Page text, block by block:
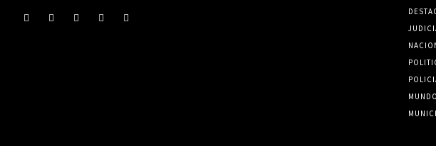
MUNDO